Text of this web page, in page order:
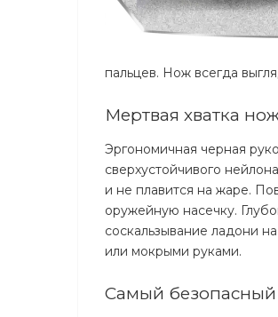
пальцев. Нож всегда
Мертвая хватка
Эргономичная черная
сверхустойчивого
и не плавится на жаре.
оружейную насечку.
соскальзывание ладони
или мокрыми руками.
Самый